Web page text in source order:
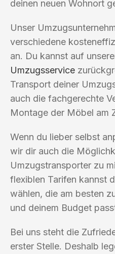
deinen neuen Wohnort
Unser
verschiedene
an. Du kannst auf
Umzugsservice
Transport deiner
auch die fachgerechte
Montage der Möbel am
Wenn du lieber selbst
wir dir auch die
Umzugstransporter zu
flexiblen Tarifen kannst
wählen, die am besten
und deinem Budget
Bei uns steht die
erster Stelle. Deshalb